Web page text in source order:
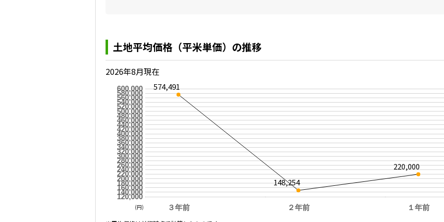
土地平均価格（平米単価）の推移
2026年8月現在
３年前 ２年前 １年前
120,000
140,000
160,000
180,000
200,000
220,000
240,000
260,000
280,000
300,000
320,000
340,000
360,000
380,000
400,000
420,000
440,000
460,000
480,000
500,000
520,000
540,000
560,000
580,000
600,000 574,491
148,254
220,000
(円)